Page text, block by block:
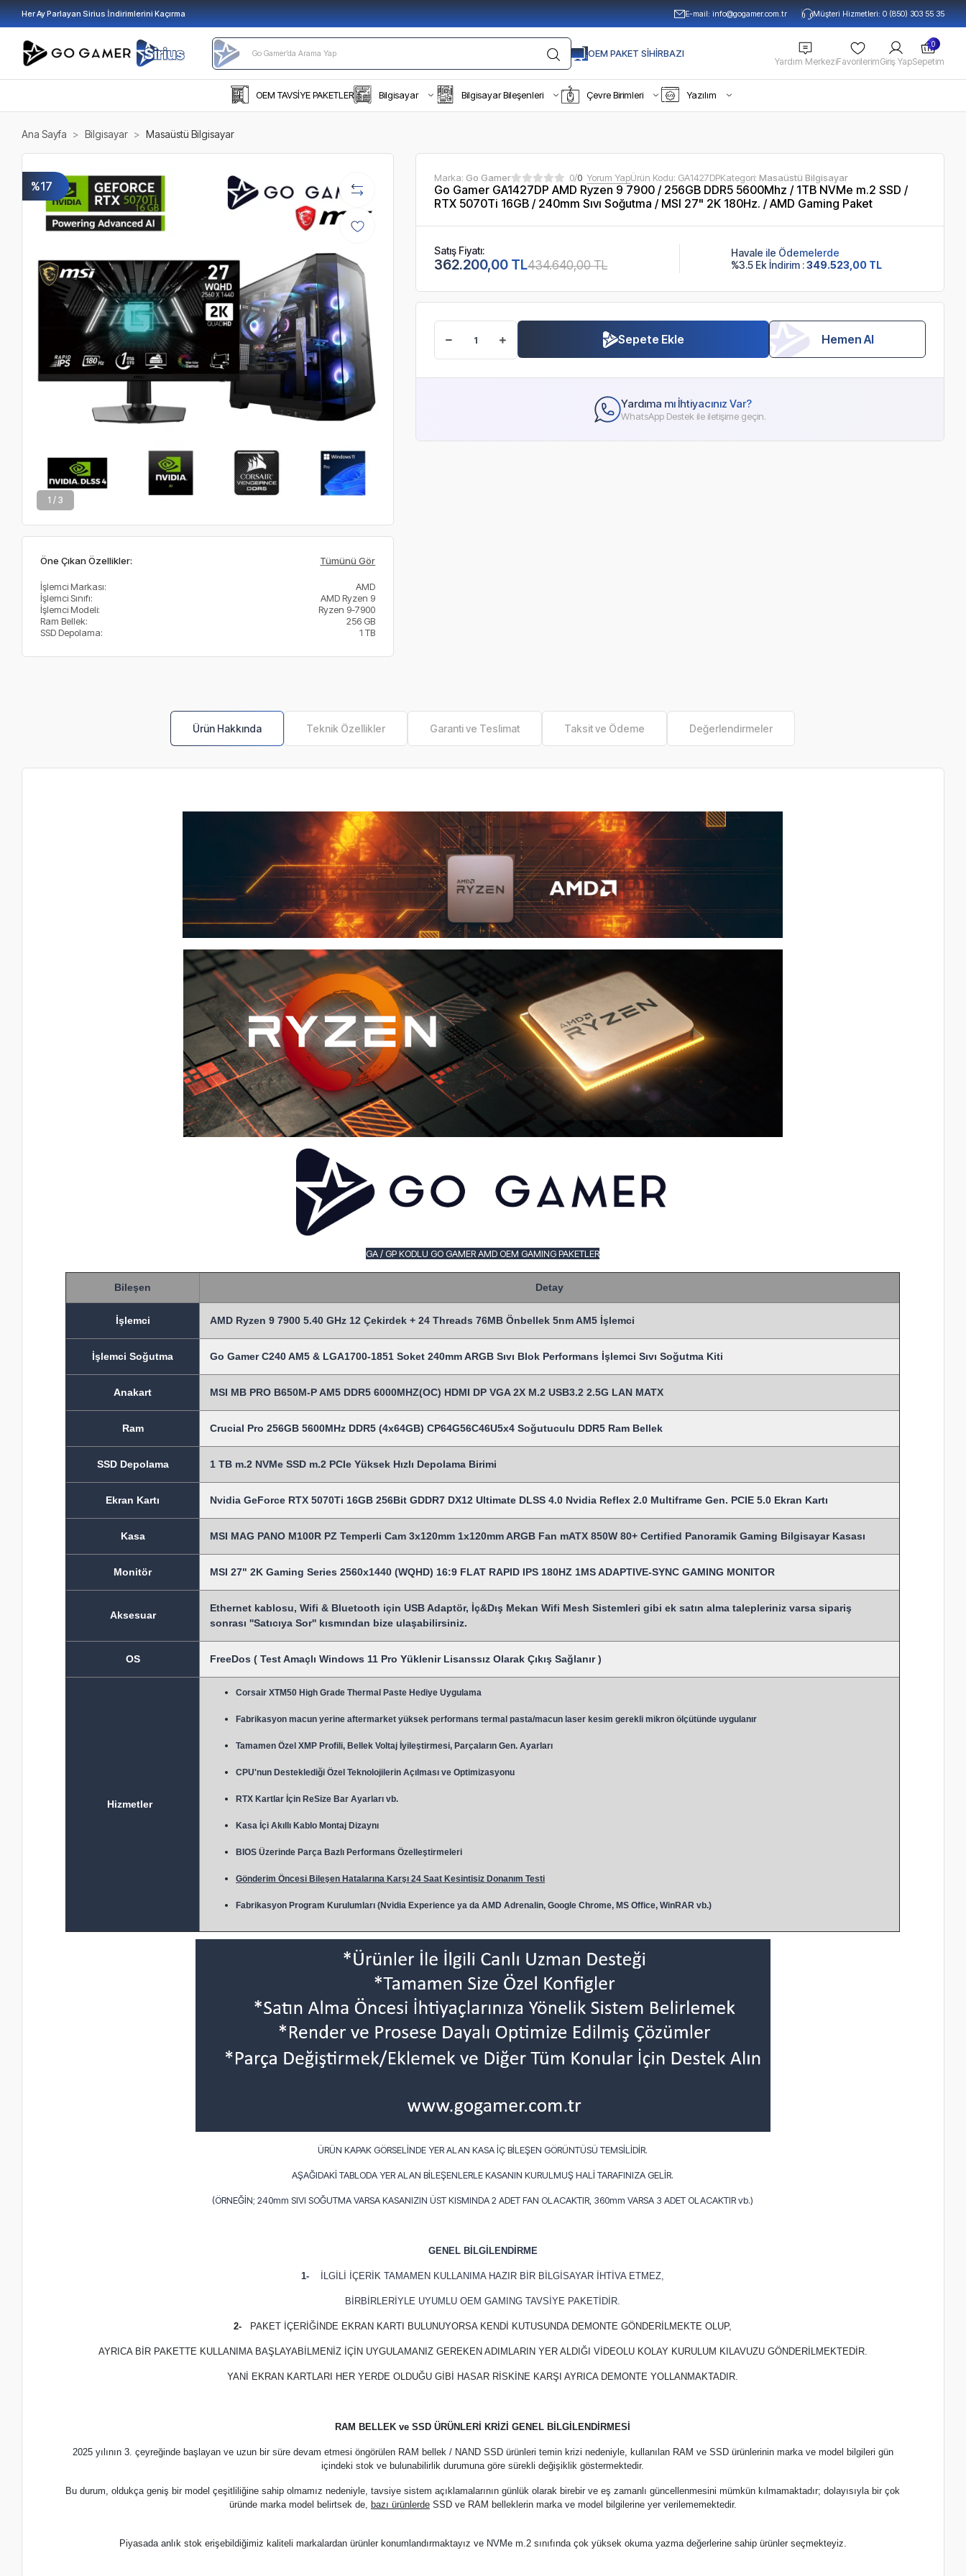
Her Ay Parlayan Sirius İndirimlerini Kaçırma E-mail:info@gogamer.com.tr Müşteri Hizmetleri: 0 (850) 303 55 35
OEM PAKET SIHIRBAZI
Yardım MerkeziFavorilerimGiriş Yap
0
Sepetim
OEM TAVSİYE PAKETLER Bilgisayar Bilgisayar Bileşenleri Çevre Birimleri Yazılım
Ana Sayfa Bilgisayar Masaüstü Bilgisayar
%17
2 / 3
Öne Çıkan Özellikler: Tümünü Gör
İşlemci Markası:
AMD
İşlemci Sınıfı:
AMD Ryzen 9
İşlemci Modeli:
Ryzen 9-7900
Ram Bellek:
256 GB
SSD Depolama:
1 TB
Marka:Go Gamer 0/0 Yorum YapÜrün Kodu: GA1427DPKategori:Masaüstü Bilgisayar
Go Gamer GA1427DP AMD Ryzen 9 7900 / 256GB DDR5 5600Mhz / 1TB NVMe m.2 SSD /
RTX 5070Ti 16GB / 240mm Sıvı Soğutma / MSI 27" 2K 180Hz. / AMD Gaming Paket
Satış Fiyatı:
362.200,00 TL434.640,00 TL
Havale ile Ödemelerde
%3.5 Ek İndirim :349.523,00 TL
Sepete Ekle Hemen Al
Yardıma mı İhtiyacınız Var?
WhatsApp Destek ile iletişime geçin.
Ürün Hakkında Teknik Özellikler Garanti ve Teslimat Taksit ve Ödeme Değerlendirmeler
GA / GP KODLU GO GAMER AMD OEM GAMING PAKETLER
Bileşen Detay
İşlemci AMD Ryzen 9 7900 5.40 GHz 12 Çekirdek + 24 Threads 76MB Önbellek 5nm AM5 İşlemci
İşlemci Soğutma Go Gamer C240 AM5 & LGA1700-1851 Soket 240mm ARGB Sıvı Blok Performans İşlemci Sıvı Soğutma Kiti
Anakart MSI MB PRO B650M-P AM5 DDR5 6000MHZ(OC) HDMI DP VGA 2X M.2 USB3.2 2.5G LAN MATX
Ram Crucial Pro 256GB 5600MHz DDR5 (4x64GB) CP64G56C46U5x4 Soğutuculu DDR5 Ram Bellek
SSD Depolama 1 TB m.2 NVMe SSD m.2 PCIe Yüksek Hızlı Depolama Birimi
Ekran Kartı Nvidia GeForce RTX 5070Ti 16GB 256Bit GDDR7 DX12 Ultimate DLSS 4.0 Nvidia Reflex 2.0 Multiframe Gen. PCIE 5.0 Ekran Kartı
Kasa MSI MAG PANO M100R PZ Temperli Cam 3x120mm 1x120mm ARGB Fan mATX 850W 80+ Certified Panoramik Gaming Bilgisayar Kasası
Monitör MSI 27" 2K Gaming Series 2560x1440 (WQHD) 16:9 FLAT RAPID IPS 180HZ 1MS ADAPTIVE-SYNC GAMING MONITOR
Aksesuar
Ethernet kablosu, Wifi & Bluetooth için USB Adaptör, İç&Dış Mekan Wifi Mesh Sistemleri gibi ek satın alma talepleriniz varsa sipariş
sonrası ''Satıcıya Sor'' kısmından bize ulaşabilirsiniz.
OS FreeDos ( Test Amaçlı Windows 11 Pro Yüklenir Lisanssız Olarak Çıkış Sağlanır )
Hizmetler
Corsair XTM50 High Grade Thermal Paste Hediye Uygulama
Fabrikasyon macun yerine aftermarket yüksek performans termal pasta/macun laser kesim gerekli mikron ölçütünde uygulanır
Tamamen Özel XMP Profili, Bellek Voltaj İyileştirmesi, Parçaların Gen. Ayarları
CPU'nun Desteklediği Özel Teknolojilerin Açılması ve Optimizasyonu
RTX Kartlar İçin ReSize Bar Ayarları vb.
Kasa İçi Akıllı Kablo Montaj Dizaynı
BIOS Üzerinde Parça Bazlı Performans Özelleştirmeleri
Gönderim Öncesi Bileşen Hatalarına Karşı 24 Saat Kesintisiz Donanım Testi
Fabrikasyon Program Kurulumları (Nvidia Experience ya da AMD Adrenalin, Google Chrome, MS Office, WinRAR vb.)
ÜRÜN KAPAK GÖRSELİNDE YER ALAN KASA İÇ BİLEŞEN GÖRÜNTÜSÜ TEMSİLİDİR.
AŞAĞIDAKİ TABLODA YER ALAN BİLEŞENLERLE KASANIN KURULMUŞ HALİ TARAFINIZA GELİR.
(ÖRNEĞİN; 240mm SIVI SOĞUTMA VARSA KASANIZIN ÜST KISMINDA 2 ADET FAN OLACAKTIR, 360mm VARSA 3 ADET OLACAKTIR vb.)
GENEL BİLGİLENDİRME
1- İLGİLİ İÇERİK TAMAMEN KULLANIMA HAZIR BİR BİLGİSAYAR İHTİVA ETMEZ,
BİRBİRLERİYLE UYUMLU OEM GAMING TAVSİYE PAKETİDİR.
2- PAKET İÇERİĞİNDE EKRAN KARTI BULUNUYORSA KENDİ KUTUSUNDA DEMONTE GÖNDERİLMEKTE OLUP,
AYRICA BİR PAKETTE KULLANIMA BAŞLAYABİLMENİZ İÇİN UYGULAMANIZ GEREKEN ADIMLARIN YER ALDIĞI VİDEOLU KOLAY KURULUM KILAVUZU GÖNDERİLMEKTEDİR.
YANİ EKRAN KARTLARI HER YERDE OLDUĞU GİBİ HASAR RİSKİNE KARŞI AYRICA DEMONTE YOLLANMAKTADIR.
RAM BELLEK ve SSD ÜRÜNLERİ KRİZİ GENEL BİLGİLENDİRMESİ
2025 yılının 3. çeyreğinde başlayan ve uzun bir süre devam etmesi öngörülen RAM bellek / NAND SSD ürünleri temin krizi nedeniyle, kullanılan RAM ve SSD ürünlerinin marka ve model bilgileri gün
içindeki stok ve bulunabilirlik durumuna göre sürekli değişiklik göstermektedir.
Bu durum, oldukça geniş bir model çeşitliliğine sahip olmamız nedeniyle, tavsiye sistem açıklamalarının günlük olarak birebir ve eş zamanlı güncellenmesini mümkün kılmamaktadır; dolayısıyla bir çok
üründe marka model belirtsek de, bazı ürünlerdeSSD ve RAM belleklerin marka ve model bilgilerine yer verilememektedir.
Piyasada anlık stok erişebildiğimiz kaliteli markalardan ürünler konumlandırmaktayız ve NVMe m.2 sınıfında çok yüksek okuma yazma değerlerine sahip ürünler seçmekteyiz.